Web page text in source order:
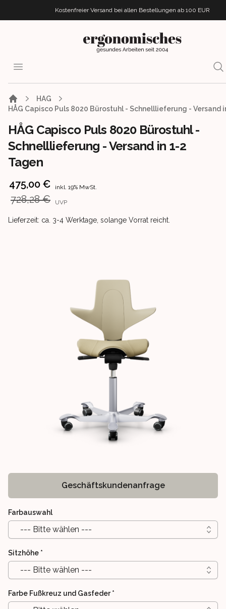
Kostenfreier Versand bei allen Bestellungen ab 100 EUR
ergonomisches.de
Open menu
HAG
HÅG Capisco Puls 8020 Bürostuhl - Schnelllieferung - Versand
HÅG Capisco Puls 8020 Bürostuhl -
Schnelllieferung - Versand in 1-2
Tagen
Product information
475,00 € inkl. 19% MwSt.
728,28 € UVP
Product delivery information
Lieferzeit: ca. 3-4 Werktage, solange Vorrat reicht.
Geschäftskundenanfrage
Farbauswahl
--- Bitte wählen ---
Sitzhöhe *
--- Bitte wählen ---
Farbe Fußkreuz und Gasfeder *